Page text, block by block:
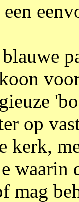
op
kerk,
waarin
mag